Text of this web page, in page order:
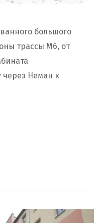
большого
трассы М6, от
через Неман к